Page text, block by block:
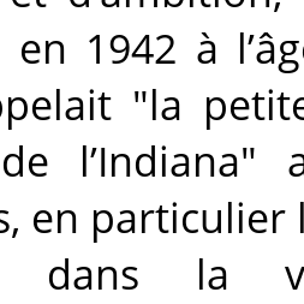
en 1942 à
"la
en
dans la